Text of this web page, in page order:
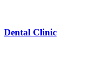
Dental Clinic